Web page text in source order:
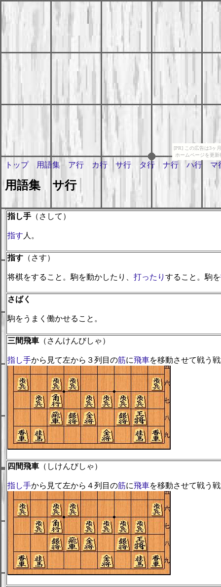
[PR] この広告は3ヶ
ホームページを更
トップ 用語集 ア行 カ行 サ行 タ行 ナ行 ハ行 マ
用語集 サ行
指し手 （さして）
指す 人。
指す （さす）
将棋をすること。駒を動かしたり、 打ったり すること。駒を
さばく
駒をうまく働かせること。
三間飛車 （さんけんびしゃ）
指し手から見て左から３列目の筋に飛車を移動させて戦う
四間飛車 （しけんびしゃ）
指し手から見て左から４列目の筋に飛車を移動させて戦う